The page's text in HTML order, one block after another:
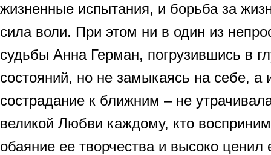
жизненные испытания, и борьба за
сила воли. При этом ни в один из
судьбы Анна Герман, погрузившись в
состояний, но не замыкаясь на себе, а
сострадание к ближним – не
великой Любви каждому, кто
обаяние ее творчества и высоко